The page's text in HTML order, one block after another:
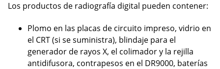
Los productos de radiografía digital pueden contener:
Plomo en las placas de circuito impreso, vidrio en
el CRT (si se suministra), blindaje para el
generador de rayos X, el colimador y la rejilla
antidifusora, contrapesos en el DR9000, baterías